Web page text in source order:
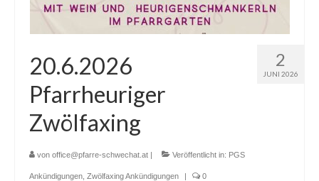
2
JUNI 2026
20.6.2026
Pfarrheuriger
Zwölfaxing
von office@pfarre-schwechat.at | Veröffentlicht in: PGS
Ankündigungen Zwölfaxing Ankündigungen | 0